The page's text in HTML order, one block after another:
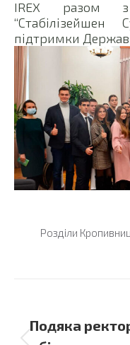
IREX разом з
підтримки
Розділи
Подяка